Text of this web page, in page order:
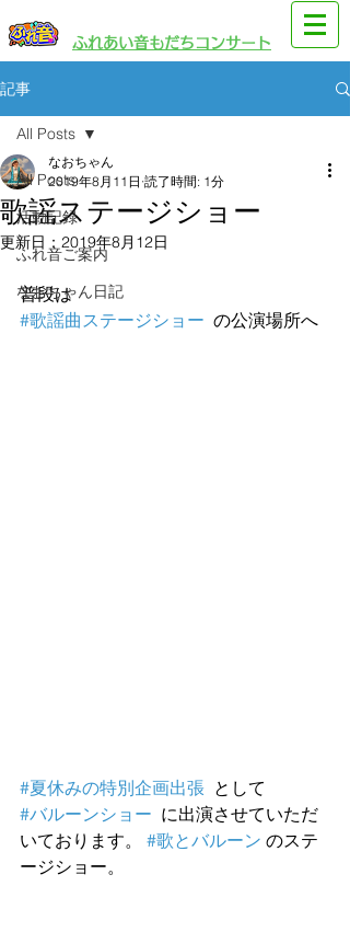
​ふれあい音もだちコンサート
記事
All Posts
活動記録
ふれ音ご案内
なおちゃん日記
All Posts
歌謡ステージショー
なおちゃん
2019年8月11日 読了時間: 1分
更新日： 2019年8月12日
普段は
#歌謡曲ステージショー
  の公演場所へ
#夏休みの特別企画出張
  として
#バルーンショー
  に出演させていただ
いております。 #歌とバルーン のステ
ージショー。